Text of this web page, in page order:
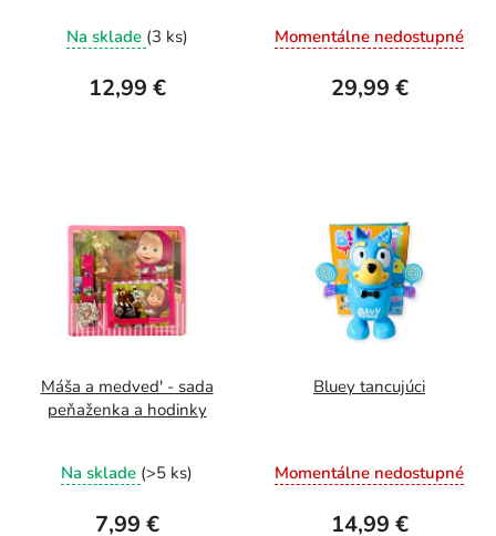
hodnotenie
produktu
je
Na sklade (3 ks)
12,99 €
Momentálne nedostupné
29,99 €
Máša a medved' - sada
peňaženka a hodinky
Na sklade (>5 ks)
7,99 €
Bluey tancujúci
Momentálne nedostupné
14,99 €